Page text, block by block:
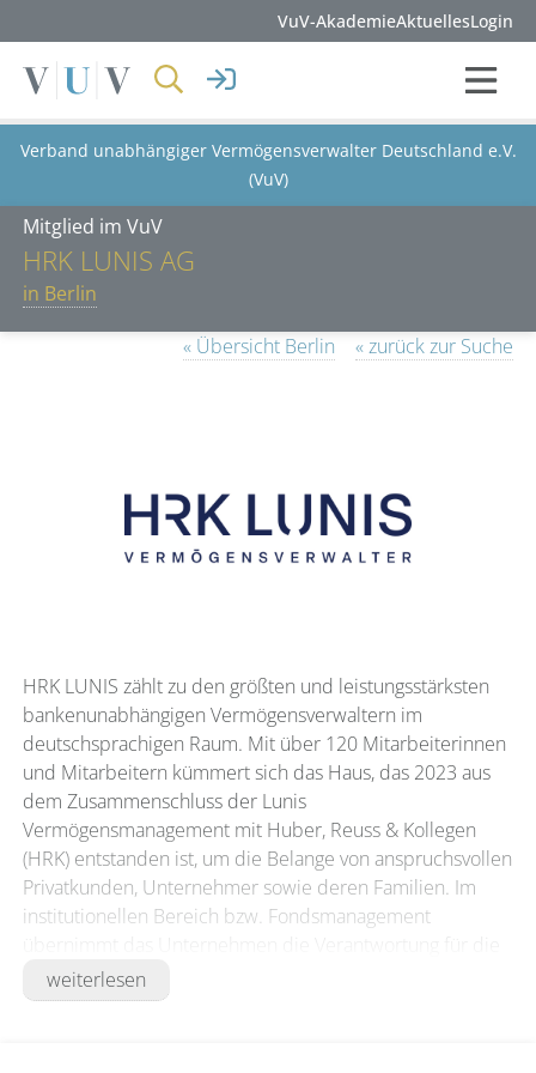
VuV-AkademieAktuellesLogin
Verband unabhängiger Vermögensverwalter Deutschland e.V.
(VuV)
Mitglied im VuV
HRK LUNIS AG
in Berlin
« Übersicht Berlin
« zurück zur Suche
HRK LUNIS zählt zu den größten und leistungsstärksten
bankenunabhängigen Vermögensverwaltern im
deutschsprachigen Raum. Mit über 120 Mitarbeiterinnen
und Mitarbeitern kümmert sich das Haus, das 2023 aus
dem Zusammenschluss der Lunis
Vermögensmanagement mit Huber, Reuss & Kollegen
(HRK) entstanden ist, um die Belange von anspruchsvollen
Privatkunden, Unternehmer sowie deren Familien. Im
institutionellen Bereich bzw. Fondsmanagement
Gelder von Firmen, Stiftungen, Verbänden und
Pensionskassen.
weiterlesen